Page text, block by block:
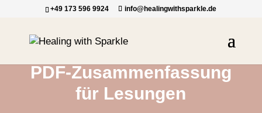
+49 173 596 9924 info@healingwithsparkle.de
PDF-Zusammenfassung
für Lesungen